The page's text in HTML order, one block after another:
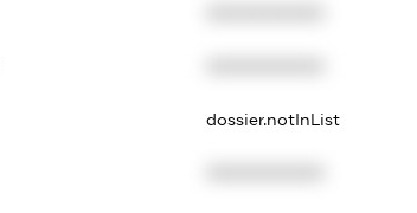
dossier.notInList